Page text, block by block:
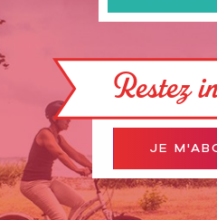
Restez
JE